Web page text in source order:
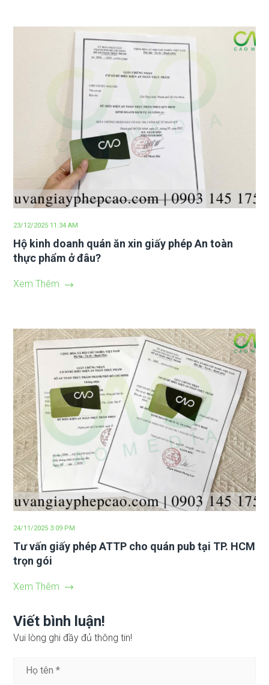
23/12/2025 11:34 AM
Hộ kinh doanh quán ăn xin giấy phép An toàn
thực phẩm ở đâu?
Xem Thêm
24/11/2025 3:09 PM
Tư vấn giấy phép ATTP cho quán pub tại TP. HCM
trọn gói
Xem Thêm
Viết bình luận!
Vui lòng ghi đầy đủ thông tin!